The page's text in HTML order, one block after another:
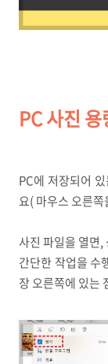
PC 사진
PC에 저장되어
요( 마우스 오른
사진 파일을 열면,
간단한 작업을 수
장 오른쪽에 있는